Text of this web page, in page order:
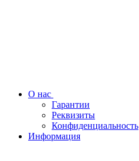
О нас
Гарантии
Реквизиты
Конфиденциальность
Информация